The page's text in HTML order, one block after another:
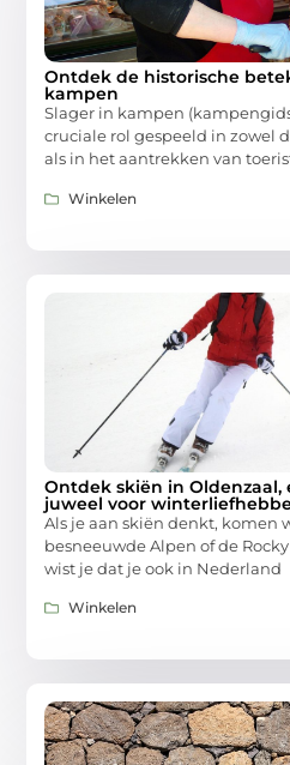
Ontdek de historische
kampen
Slager in kampen
cruciale rol gespeeld in zowel
als in het aantrekken van
Winkelen
Ontdek skiën in Oldenzaal,
juweel voor
Als je aan skiën denkt, komen
besneeuwde Alpen of de
wist je dat je ook in Nederland
Winkelen